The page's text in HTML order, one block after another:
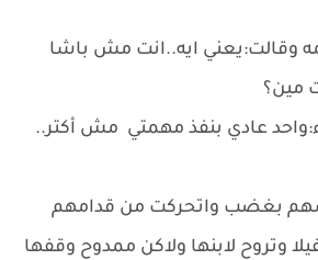
وقالت:يعني ايه..انت مش باشا
مين؟
عادي بنفذ مهمتي مش أكتر..
بغضب واتحركت من قدامهم
وتروح لابنها ولاكن ممدوح وقفها